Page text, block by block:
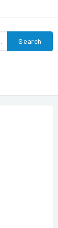
Search